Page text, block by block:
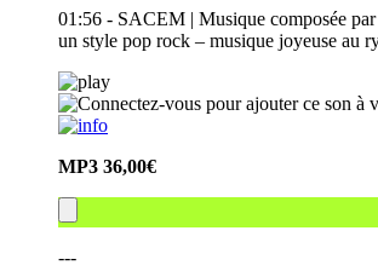
01:56 - SACEM | Musique composée par
un style pop rock – musique joyeuse au
MP3 36,00€
---